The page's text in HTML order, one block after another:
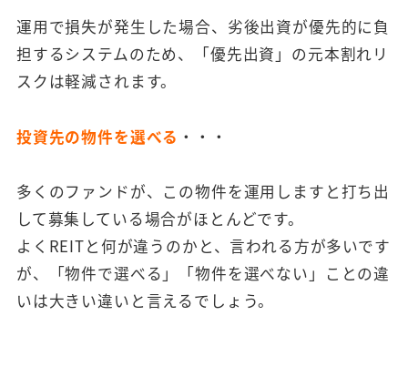
運用で損失が発生した場合、劣後出資が優先的に負
担するシステムのため、「優先出資」の元本割れリ
スクは軽減されます。
投資先の物件を選べる ・・・
多くのファンドが、この物件を運用しますと打ち出
して募集している場合がほとんどです。
よくREITと何が違うのかと、言われる方が多いです
が、「物件で選べる」「物件を選べない」ことの違
いは大きい違いと言えるでしょう。